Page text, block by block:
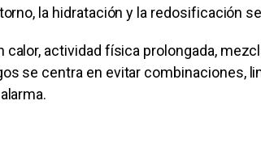
la hidratación y la redosificación
actividad física prolongada,
se centra en evitar combinaciones,